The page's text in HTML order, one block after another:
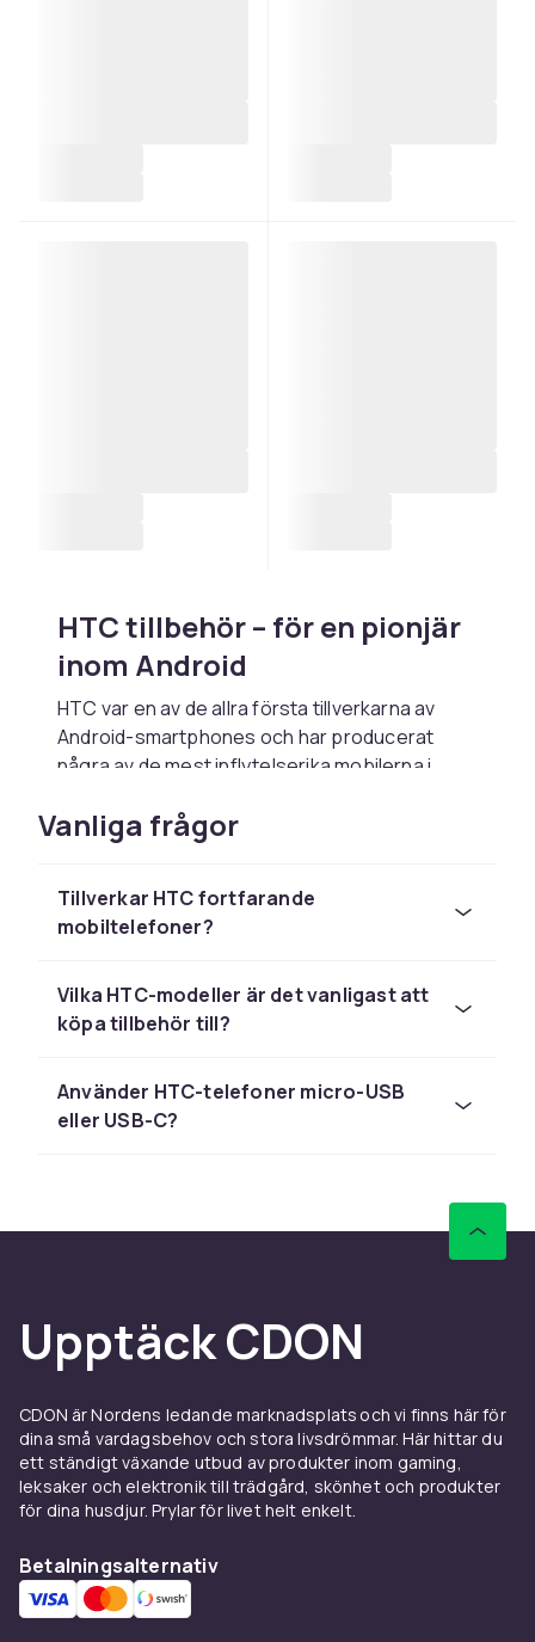
HTC tillbehör – för en pionjär
inom Android
HTC var en av de allra första tillverkarna av
Android-smartphones och har producerat
några av de mest inflytelserika mobilerna i
Android-telefon) till HTC One M8 och HTC
U12+. Varumärket har format hela den moderna
material och bra ljud.
HTC-telefoner världen över. Tillbehör som
laddare, skal och skärmskydd för populära
Mest eftersökta HTC-
eleganta metallkonstruktion och BoomSound-
tillbehör till.
Välj ett mobilskal som passar exakt – HTC-
telefoners kantiga design kräver precist
formade skal. Semobilskal och fodralhos
CDON och filtrera på din HTC-modell.
Laddning och tillbehör till
HTC
HTC U12+ och nyare modeller använder USB-C
med stöd för Qualcomm Quick Charge. Se vårt
Vanliga frågor
Tillverkar HTC fortfarande
mobiltelefoner?
Vilka HTC-modeller är det vanligast att
köpa tillbehör till?
Använder HTC-telefoner micro-USB
eller USB-C?
Upptäck CDON
CDON är Nordens ledande marknadsplats och vi finns här för
dina små vardagsbehov och stora livsdrömmar. Här hittar du
ett ständigt växande utbud av produkter inom gaming,
leksaker och elektronik till trädgård, skönhet och produkter
för dina husdjur. Prylar för livet helt enkelt.
Betalningsalternativ